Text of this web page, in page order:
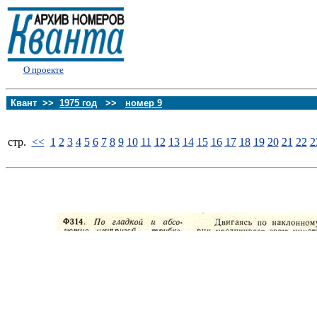
О проекте
Квант >> 1975 год >> номер 9
стp. << 1 2 3 4 5 6 7 8 9 10 11 12 13 14 15 16 17 18 19 20 21 22